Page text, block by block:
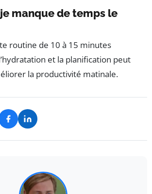
manque de temps le
routine de 10 à 15 minutes
et la planification peut
la productivité matinale.